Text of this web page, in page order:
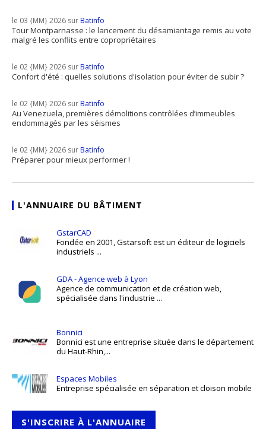
le 03 {MM} 2026 surBatinfo
Tour Montparnasse : le lancement du désamiantage remis au vote
malgré les conflits entre copropriétaires
le 02 {MM} 2026 surBatinfo
Confort d'été : quelles solutions d'isolation pour éviter de subir ?
le 02 {MM} 2026 surBatinfo
Au Venezuela, premières démolitions contrôlées d’immeubles
endommagés par les séismes
le 02 {MM} 2026 surBatinfo
Préparer pour mieux performer !
L'ANNUAIRE DU BÂTIMENT
GstarCAD
Fondée en 2001, Gstarsoft est un éditeur de logiciels
industriels ...
GDA - Agence web à Lyon
Agence de communication et de création web,
spécialisée dans l'industrie ...
Bonnici
Bonnici est une entreprise située dans le département
du Haut-Rhin,...
Espaces Mobiles
Entreprise spécialisée en séparation et cloison mobile
S'INSCRIRE À L'ANNUAIRE